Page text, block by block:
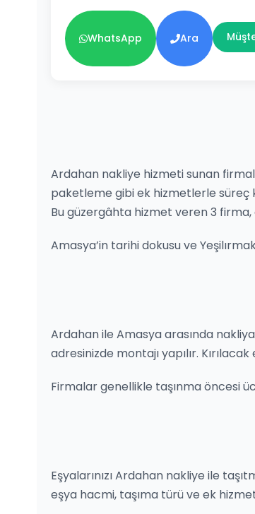
WhatsApp Ara
Ardahan nakliye hizmeti sunan
paketleme gibi ek hizmetlerle süreç
Bu güzergâhta hizmet veren 3
Amasya’in tarihi dokusu ve
Ardahan ile Amasya arasında
adresinizde montajı yapılır.
Firmalar genellikle taşınma öncesi
Eşyalarınızı Ardahan nakliye ile
eşya hacmi, taşıma türü ve ek